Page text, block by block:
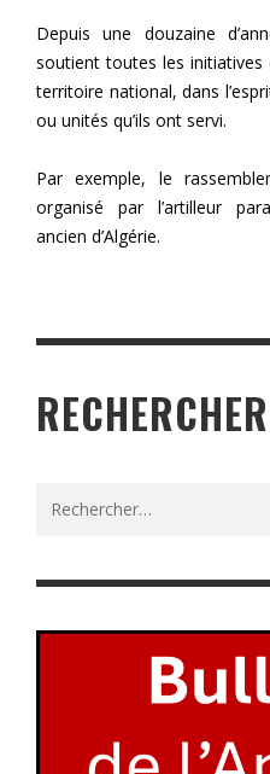
Depuis une douzaine
soutient toutes les initiatives
territoire national, dans
ou unités qu’ils ont servi.
Par exemple, le
organisé par l’artilleur
ancien d’Algérie.
RECHERCHER